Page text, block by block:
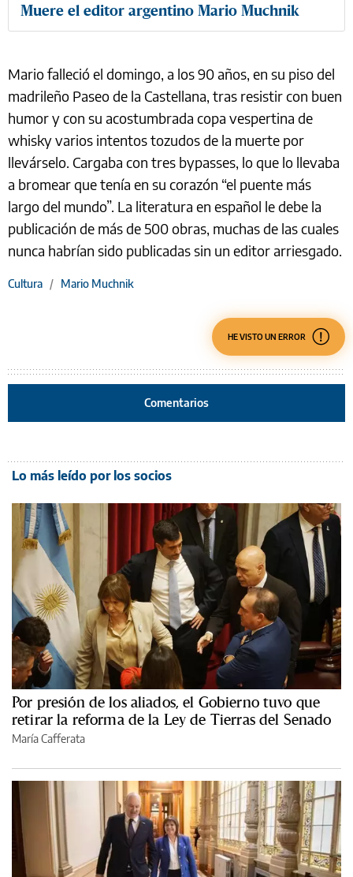
Muere el editor argentino Mario Muchnik
Mario falleció el domingo, a los 90 años, en su piso del
madrileño Paseo de la Castellana, tras resistir con buen
humor y con su acostumbrada copa vespertina de
whisky varios intentos tozudos de la muerte por
llevárselo. Cargaba con tres bypasses, lo que lo llevaba
a bromear que tenía en su corazón “el puente más
largo del mundo”. La literatura en español le debe la
publicación de más de 500 obras, muchas de las cuales
nunca habrían sido publicadas sin un editor arriesgado.
Cultura / Mario Muchnik
HE VISTO UN ERROR
Comentarios
Lo más leído por los socios
Por presión de los aliados, el Gobierno tuvo que
retirar la reforma de la Ley de Tierras del Senado
María Cafferata